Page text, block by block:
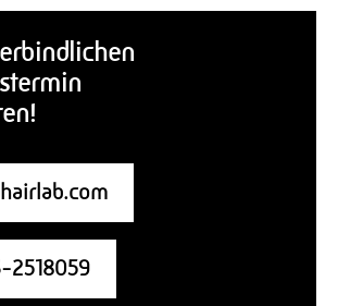
2518059